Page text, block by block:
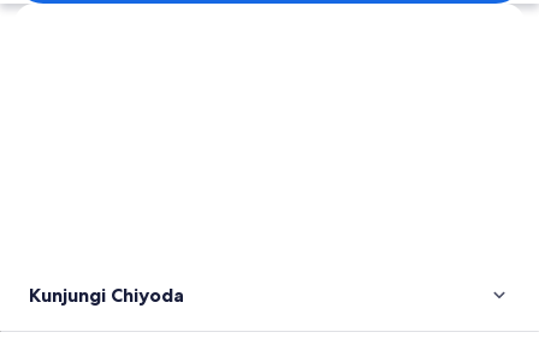
Jelajahi peta
Kunjungi Chiyoda